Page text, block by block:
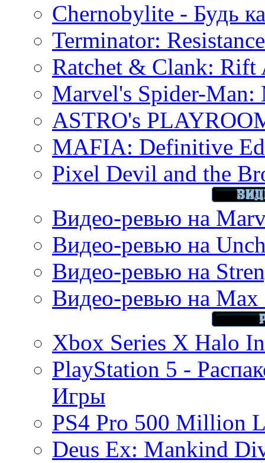
Chernobylite - Будь
Terminator:
Ratchet & Clank: Rift
Marvel's Spider-Man:
ASTRO's
MAFIA: Definitive
Pixel Devil and the
Видео-ревью на
Видео-ревью на
Видео-ревью на
Видео-ревью на Max
Xbox Series X Halo
PlayStation 5 -
Игры
PS4 Pro 500 Million
Deus Ex: Mankind